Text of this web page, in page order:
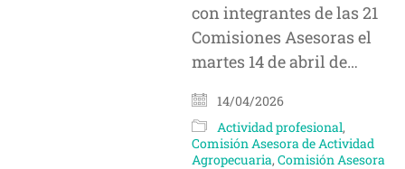
con integrantes de las 21
Comisiones Asesoras el
martes 14 de abril de…
14/04/2026
Actividad profesional,
Comisión Asesora de Actividad
Agropecuaria,Comisión Asesora